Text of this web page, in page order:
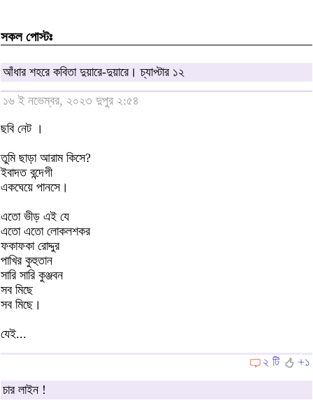
সকল পোস্টঃ
আঁধার শহরে কবিতা দুয়ারে-দুয়ারে। চ্যাপ্টার ১২
১৬ ই নভেম্বর, ২০২৩ দুপুর ২:৫৪
ছবি নেট ।
তুমি ছাড়া আরাম কিসে?
ইবাদত বন্দেগী
একঘেয়ে পানসে।
এতো ভীড় এই যে
এতো এতো লোকলশকর
ফকাফকা রোদ্দুর
পাখির কুহুতান
সারি সারি কুঞ্জবন
সব মিছে
সব মিছে।
যেই...
২ টি
+১
চার লাইন !